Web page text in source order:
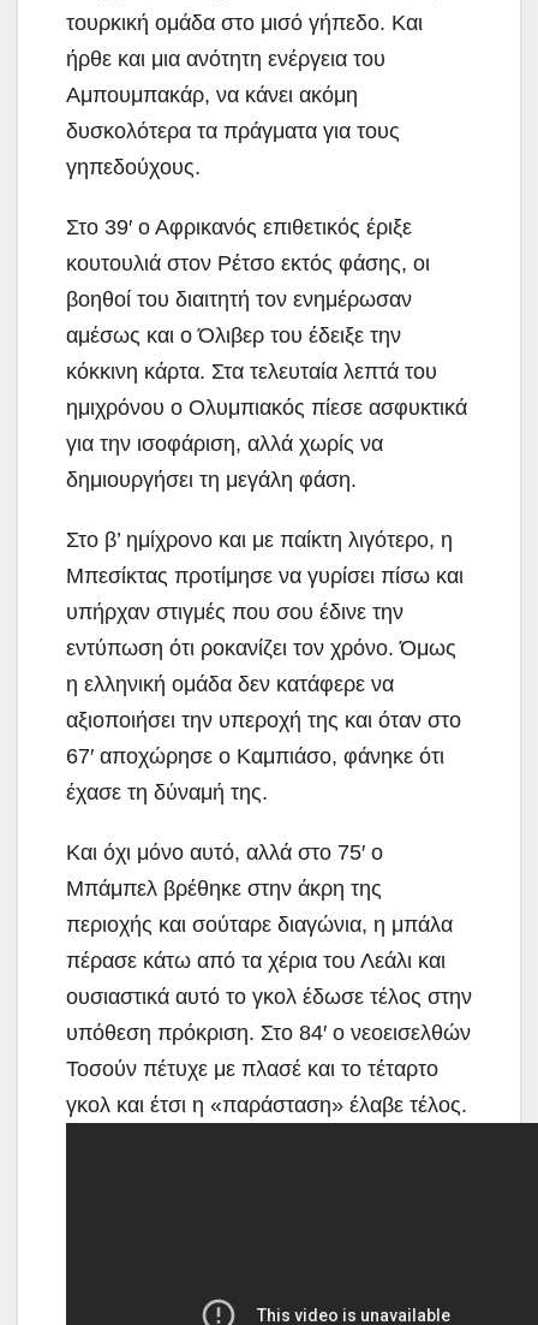
τουρκική ομάδα στο μισό γήπεδο. Και
ήρθε και μια ανότητη ενέργεια του
Αμπουμπακάρ, να κάνει ακόμη
δυσκολότερα τα πράγματα για τους
γηπεδούχους.
Στο 39′ ο Αφρικανός επιθετικός έριξε
κουτουλιά στον Ρέτσο εκτός φάσης, οι
βοηθοί του διαιτητή τον ενημέρωσαν
αμέσως και ο Όλιβερ του έδειξε την
κόκκινη κάρτα. Στα τελευταία λεπτά του
ημιχρόνου ο Ολυμπιακός πίεσε ασφυκτικά
για την ισοφάριση, αλλά χωρίς να
δημιουργήσει τη μεγάλη φάση.
Στο β’ ημίχρονο και με παίκτη λιγότερο, η
Μπεσίκτας προτίμησε να γυρίσει πίσω και
υπήρχαν στιγμές που σου έδινε την
εντύπωση ότι ροκανίζει τον χρόνο. Όμως
η ελληνική ομάδα δεν κατάφερε να
αξιοποιήσει την υπεροχή της και όταν στο
67′ αποχώρησε ο Καμπιάσο, φάνηκε ότι
έχασε τη δύναμή της.
Και όχι μόνο αυτό, αλλά στο 75′ ο
Μπάμπελ βρέθηκε στην άκρη της
περιοχής και σούταρε διαγώνια, η μπάλα
πέρασε κάτω από τα χέρια του Λεάλι και
ουσιαστικά αυτό το γκολ έδωσε τέλος στην
υπόθεση πρόκριση. Στο 84′ ο νεοεισελθών
Τοσούν πέτυχε με πλασέ και το τέταρτο
γκολ και έτσι η «παράσταση» έλαβε τέλος.